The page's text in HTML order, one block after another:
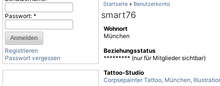
Passwort: *
Registrieren
Passwort vergessen
Startseite » Benutzerkonto
smart76
Wohnort
München
Beziehungsstatus
********* (nur für Mitglieder sichtbar)
Tattoo-Studio
Corpsepainter Tattoo, München,